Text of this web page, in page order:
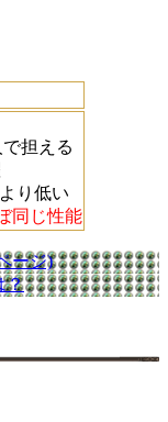
担える
り低い
同じ性能
ージ)
？